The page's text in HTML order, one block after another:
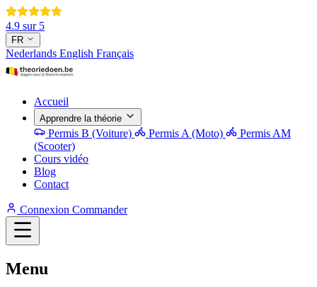
4.9 sur 5
FR
Nederlands English Français
Accueil
Apprendre la théorie
Permis B (Voiture) Permis A (Moto)
Permis AM
(Scooter)
Cours vidéo
Blog
Contact
Connexion Commander
Menu